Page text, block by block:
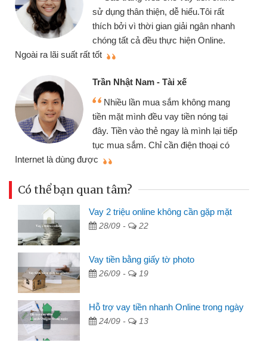
chiếc xe wave nhưng thật may đã có
gói vay tiền bằng CMND online không
cần gặp mặt nên rất tiện lợi, sẽ giới
thiệu cho bạn bè biết
Cấn Văn Lực - Tạp hóa
Tôi kinh doanh buôn bán nhỏ lẻ
nhiều lúc cần vốn nhập hàng, nhờ biết
đến website qua bạn bè giới thiệu tôi
đã giải quyết được công việc của
Có thể bạn quan tâm?
Vay 2 triệu online không cần gặp mặt
28/09 - 22
Vay tiền bằng giấy tờ photo
26/09 - 19
Hỗ trợ vay tiền nhanh Online trong ngày
24/09 - 13